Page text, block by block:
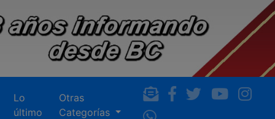
Lo
último
Otras
Categorías